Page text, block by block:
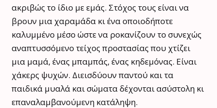
ακριβώς το ίδιο με εμάς. Στόχος τους είναι να
βρουν μια χαραμάδα κι ένα οποιοδήποτε
καλυμμένο μέσο ώστε να ροκανίζουν το συνεχώς
αναπτυσσόμενο τείχος προστασίας που χτίζει
μια μαμά, ένας μπαμπάς, ένας κηδεμόνας. Είναι
χάκερς ψυχών. Διεισδύουν παντού και τα
παιδικά μυαλά και σώματα δέχονται ασύστολη κι
επαναλαμβανούμενη κατάληψη.